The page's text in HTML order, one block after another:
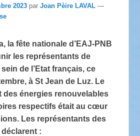
2023 parJoan Pèire LAVAL —
la fête nationale d’EAJ-PNB
les représentants de
de l’Etat français, ce
à St Jean de Luz. Le
des énergies renouvelables
respectifs était au cœur
Les représentants des
: